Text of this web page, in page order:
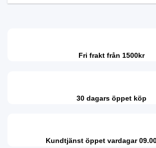
Fri frakt från 1500kr
30 dagars öppet köp
Kundtjänst öppet vardagar